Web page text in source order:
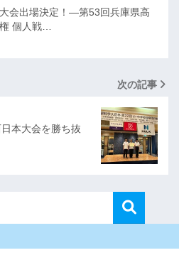
会出場決定！―第53回兵庫県高
個人戦…
次の記事
本大会を勝ち抜